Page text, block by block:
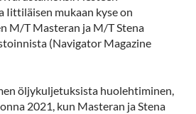
Iittiläisen mukaan kyse on
M/T Masteran ja M/T Stena
(Navigator Magazine
öljykuljetuksista huolehtiminen,
2021, kun Masteran ja Stena